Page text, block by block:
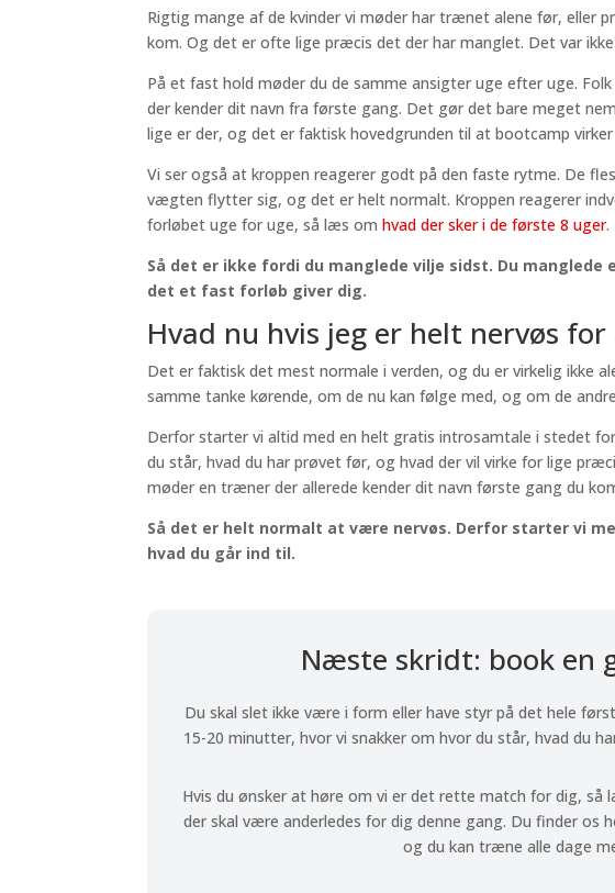
Rigtig mange af de kvinder vi møder har trænet alene før, eller
kom. Og det er ofte lige præcis det der har manglet. Det var
På et fast hold møder du de samme ansigter uge efter uge.
der kender dit navn fra første gang. Det gør det bare meget
lige er der, og det er faktisk hovedgrunden til at bootcamp
Vi ser også at kroppen reagerer godt på den faste rytme. De
vægten flytter sig, og det er helt normalt. Kroppen reagerer
forløbet uge for uge, så læs omhvad der sker i de første 8 uger.
Så det er ikke fordi du manglede vilje sidst. Du
det et fast forløb giver dig.
Hvad nu hvis jeg er helt nervøs
Det er faktisk det mest normale i verden, og du er virkelig ikke
samme tanke kørende, om de nu kan følge med, og om de
Derfor starter vi altid med en helt gratis introsamtale i stedet
du står, hvad du har prøvet før, og hvad der vil virke for lige
møder en træner der allerede kender dit navn første gang du
Så det er helt normalt at være nervøs. Derfor starter vi
hvad du går ind til.
Næste skridt: book en
Du skal slet ikke være i form eller have styr på det hele
15-20 minutter, hvor vi snakker om hvor du står, hvad du
Hvis du ønsker at høre om vi er det rette match for dig, så
der skal være anderledes for dig denne gang. Du finder os
og du kan træne alle dage